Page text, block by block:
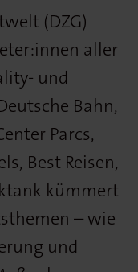
(DZG)
aller
und
Bahn,
Parcs,
Best Reisen,
kümmert
– wie
und